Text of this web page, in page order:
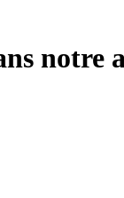
notre